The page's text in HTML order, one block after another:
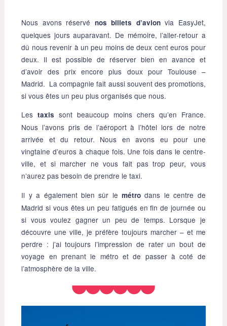
Nous avons réservé nos billets d’avionvia EasyJet,
quelques jours auparavant. De mémoire, l’aller-retour a
dû nous revenir à un peu moins de deux cent euros pour
deux. Il est possible de réserver bien en avance et
d’avoir des prix encore plus doux pour Toulouse –
Madrid. La compagnie fait aussi souvent des promotions,
si vous êtes un peu plus organisés que nous.
Lestaxis sont beaucoup moins chers qu’en France.
Nous l’avons pris de l’aéroport à l’hôtel lors de notre
arrivée et du retour. Nous en avons eu pour une
vingtaine d’euros à chaque fois. Une fois dans le centre-
ville, et si marcher ne vous fait pas trop peur, vous
n’aurez pas besoin de prendre le taxi.
Il y a également bien sûr lemétro dans le centre de
Madrid si vous êtes un peu fatigués en fin de journée ou
si vous voulez gagner un peu de temps. Lorsque je
découvre une ville, je préfère toujours marcher – et me
perdre : j’ai toujours l’impression de rater un bout de
voyage en prenant le métro et de passer à coté de
l’atmosphère de la ville.